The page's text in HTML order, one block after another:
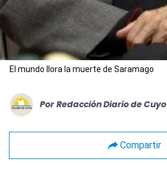
El mundo llora la muerte de Saramago
Por Redacción Diario de Cuyo
Compartir